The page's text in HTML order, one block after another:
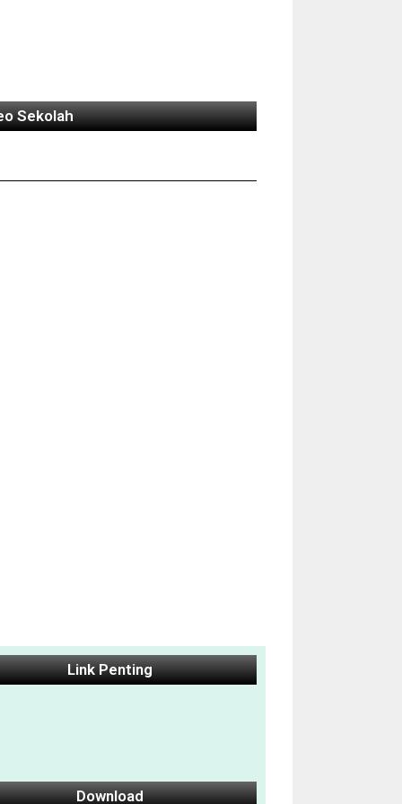
Sekolah
Link Penting
Download